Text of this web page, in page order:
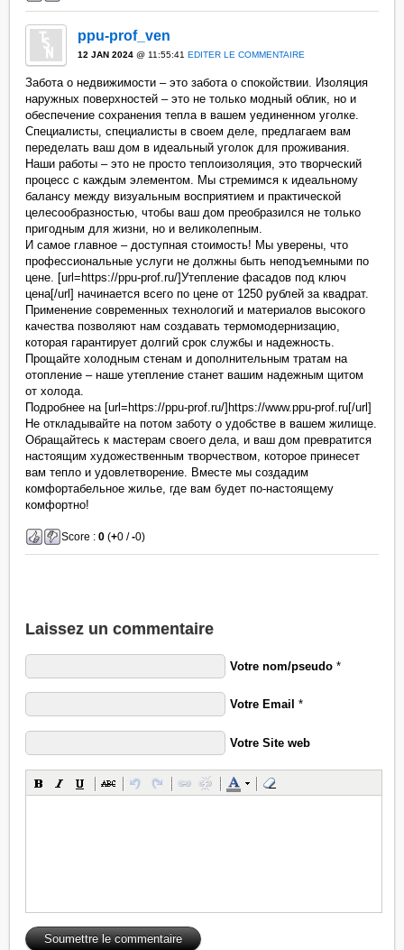
ppu-prof_ven
12 JAN 2024 @ 11:55:41 EDITER LE COMMENTAIRE
Забота о недвижимости – это забота о спокойствии. Изоляция
наружных поверхностей – это не только модный облик, но и
обеспечение сохранения тепла в вашем уединенном уголке.
Специалисты, специалисты в своем деле, предлагаем вам
переделать ваш дом в идеальный уголок для проживания.
Наши работы – это не просто теплоизоляция, это творческий
процесс с каждым элементом. Мы стремимся к идеальному
балансу между визуальным восприятием и практической
целесообразностью, чтобы ваш дом преобразился не только
пригодным для жизни, но и великолепным.
И самое главное – доступная стоимость! Мы уверены, что
профессиональные услуги не должны быть неподъемными по
цене. [url=https://ppu-prof.ru/]Утепление фасадов под ключ
цена[/url] начинается всего по цене от 1250 рублей за квадрат.
Применение современных технологий и материалов высокого
качества позволяют нам создавать термомодернизацию,
которая гарантирует долгий срок службы и надежность.
Прощайте холодным стенам и дополнительным тратам на
отопление – наше утепление станет вашим надежным щитом
от холода.
Подробнее на [url=https://ppu-prof.ru/]https://www.ppu-prof.ru[/url]
Не откладывайте на потом заботу о удобстве в вашем жилище.
Обращайтесь к мастерам своего дела, и ваш дом превратится
настоящим художественным творчеством, которое принесет
вам тепло и удовлетворение. Вместе мы создадим
комфортабельное жилье, где вам будет по-настоящему
комфортно!
Score :0 (+0 /-0)
Laissez un commentaire
Votre nom/pseudo *
Votre Email *
Votre Site web